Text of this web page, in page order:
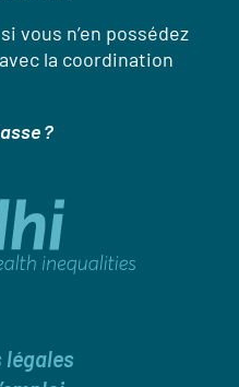
vous n’en possédez
la coordination
?
légales